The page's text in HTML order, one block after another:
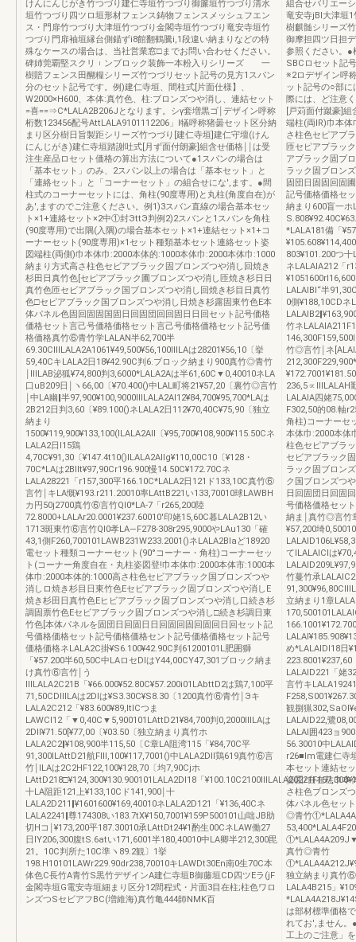
けんにんじがき竹つづり建仁寺垣竹つづり御簾垣竹つづり清水
垣竹つづり四ツロ垣形材フェンス鋳物フェンスメッシュフエン
ス・門扉竹つづり大津垣竹つづり金閣寺垣竹つづり竜安寺垣竹
つづり門扉袖垣縁台側錨ずi8館翻鶴騰i,1段違い納まりなどの特
殊なケースの場合は、当社営業窓□までお問い合わせください。
碑姉莞覇堅スクリ︲ンブロック装飾一本粉入りシリーズ 一
樹賠フェンス田醐糧シリーズ竹つづリセット記号の見方1スパン
分のセット記号です。例)建仁寺垣、間柱式[片面仕様】、
W2000×H600、本体:真竹色、柱:ブロンズつや消し、連結セット
=喜==⇒C*LALA2B206Jとなります。シγ套増黒ゴ￨デザイン呼称
桁数123456配号AttLALA9101112206」l犠呼称猪曇セット区分納
まり区分樹日旨製距シリーズ竹つづり[建仁寺垣]建仁守壇(けん
にんじがき)建仁寺垣踏謝吐式[月ず面付朗豪]組含せ価格￨￨は受
注生産品ロセット価格の算出方法について●1スパンの場合は
「基本セット」のみ、2スパン以上の場合は「基本セット」と
「連絡セット」と「コーナーセット」の組合せにな',ます。●間
柱式のコーナーセットには、角柱(90度専用)と丸柱(角度自在)が
あ',ますのでご注意ください。例1)3スバン直線の場合基本セッ
ト×1+連絡セット×2中①封ЭttЭ判例2)2スバンと1スバンを角柱
(90度専用)で出隅(入隅)の場合基本セット×1+連結セット×1+コ
ーナーセット(90度専用)×1セット種類基本セット連絡セット姿
図端柱(両側)巾本体巾:2000本体的:1000本体巾:2000本体巾:1000
納まり方式高さ柱色セビアブラック固ブロンズつや消し回焼き
杉田日真竹色[セピアブラック圃ブロンズつや消し匝焼き杉日日
真竹色匝セビアブラック国ブロンズつや消し回焼き杉目日真竹
色□セピアブラック国ブロンズつや消し日焼き杉露固東竹色E本
体パネル色固回固固国固日回固団回回固日日回セット記号価格
価格セット言己号価格価格セット言己号価格価格セット記号価
格価格真竹⑥青竹学LALAN半62,700半
69.30CⅢLALA2A1061¥49,500¥56,100ⅢLAは28201¥56,10〔挙
59,40CキLALA2日18¥42.90C判6.ブロック納まり900真竹◎青竹
￨ⅢLAB泌狐¥74,800判3,6000*LALA2Aは半61,60C▼0,40010ネLA
口uB209日￨ヽ66,00〔¥70.400()中LAL町将21¥57,20〔裏竹◎言竹
￨中LA幽‖半97,900¥100,9000ⅢLALA2Al12¥84,700¥95,700*LAは
2B212日判3,60〔¥89.100()ネLALA2日112¥70,40C¥75,90〔独立
納まり
1500¥119,900¥133,100(ILALA2All〔¥95,700¥108,900¥115.50Cネ
LALA2日l15鶏
4,70C¥91,30〔¥147.4t10()ILALA2Allg¥110,00C10〔¥128・
70C*LAは2Bllt¥97,90Cr196.900慢14.50C¥172.70Cネ
LALA28221「r157,300平166.10C*LALA2日121ド133,10C真竹⑥
言竹￨キLA慨¥193.r211.20010率LAttB221い133,70010球LAWBH
カ円50j2700真竹⑥言竹Ql0*LA-7「r265,200陸
72.8000+LALAr20.0001¥237.60010'印姥15,60C暮LALA2B12い
1713斑東竹⑥言竹Ql0孝LA―F278‐308r295,9000やLAu130「確
43,1側F260,700101LAWB231W233.2001()ネLALA2Blaど18920
電セット種類コーナーセット(90°コーナー・角柱)コーナーセッ
ト(コーナー角度自在・丸柱姿図登!巾本体巾:2000本体市:1000本
体巾:2000本体的:1000高さ柱色セビアブラック国ブロンズつや
消しロ焼き杉目日東竹色Eセビアブラック固ブロンズつや消しE
焼き杉田日真竹色Eヒビアブラック固ブロンズつや消し口続き杉
調固票竹色Eセビアブラック固ブロンズつや消し□続き杉調日東
竹色[本体パネルを固団日回固日日回固回固回固回日回セット記
号価格価格セット記号価格価格セント記号価格価格セット記号
価格価格ネLALA2C掛¥S6.100¥42.90C判61200101L肥囲獅
「¥57.200半60,50C中LAロセDlはY44,00CY47,301ブロック納ま
け真竹⑥言竹￨う
ⅢLALA2C21B「¥66.000¥52.80C¥57.200i01LAbttD2は鶏7,100平
71,50CDⅢLAは2Dlは¥S3.30C¥S8.30〔1200真竹⑥青竹￨Эキ
LALA2C212「¥83.600¥89,ltlCつま
LAWCl12「▼0,40C▼5,900101LAttD21¥84,700判0,2000ⅢLAは
2Dll¥71.50[¥77,00〔¥03.50〔独立納まり真竹ホ
LALA2C2‖¥108,900半115,50〔C章LA阻湾115「¥84,70C平
91,300ILAttD21航Flll,100¥117,7001()中LALA2Dll鶏619真竹⑥言
竹￨ILAは2C2HF122,100¥128,70〔均7,90Cjホ
LAttD218□¥124,300¥130.900101LALA2Dl18「
十LA阻距121上¥133,10Cド141,900￨十
LALA2D211‖¥1601600¥169,40010ネLALA2D121「¥136,40Cネ
LALA2241‖尊174308い183.7tX¥150,7001¥159P500101山咄JB助
切Hコ￨¥173,200平187.30010承LAttDt24¥1酌生00CネLAW働27
日lY206,300腹tS.6atい171,6001半180,40010中LA卿半212,300毘
21。10C判所た10C準ヽ89.2観〕1挙
198.H10101LAWr229.90dr238,70010キLAWDt30En南0生70C本
体色C長竹A青竹S黒竹デザインA建仁寺垣B御藤垣CD四ツEラ(jF
金閣寺垣G電安寺垣細まり区分12間程式・片面3目在柱;柱色ワロ
ンズつSセビアフBC(増維海)真竹亀444師NMK百
組合せバリエー
竜安寺jBI大津垣
樹麒髄シリーズ
御摩担四ツ日担
参照ください。●
SBCロセット記
※2ロデザイン呼
ット記号の○部
際には、ど注意
[戸苅面付蹴豪]
端柱(両lR)巾本体
さ柱色セピアブ
匝セピアプラッ
アブラック固ブ
ラック固ブロン
固団日固固回固
記号価格価格セ
納まり600盲一ホ
*LALA181備「
803¥101.200つ
ネLALAlA212「
LALAlBl“半
0側¥188,10CDネ
竹ネ
竹◎言竹￨ネ
236,5∝ⅢLALAH
LALAlA四姥
F302,50的08.軸
角柱)コーナーセ
本体巾:2000本体
柱色セピアブラ
セビアブラック
ラック固ブロン
ク国ブロンズつ
日回固団日回固
号価格価格セッ
納ま￨真竹◎言竹
¥57,200埼
てILALAlClは
竹蔓竹承
立納まり1章
め*LALAlDl18日
LALAlD221「姥
言竹キ
観捌猟
LALAlD22,鷺
LALAl囲423ョ
56.30010中
r26■lm電建仁寺
本セット連結セ
姿図/自在柱巾本
さ柱色ブロンズ
体パネル色セッ
◎青竹
真竹◎青竹
独立納まり真竹
LALA4B215」
は部材標準価格
れてお',ません。
工上のご注意」